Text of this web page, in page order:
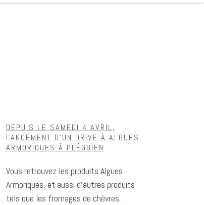
DEPUIS LE SAMEDI 4 AVRIL,
LANCEMENT D’UN DRIVE À ALGUES
ARMORIQUES À PLÉGUIEN
Vous retrouvez les produits Algues
Armoriques, et aussi d’autres produits
tels que les fromages de chèvres,